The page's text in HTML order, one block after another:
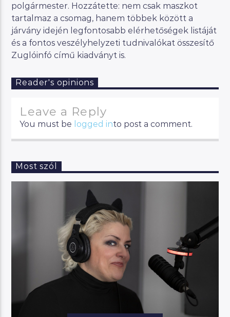
polgármester. Hozzátette: nem csak maszkot
tartalmaz a csomag, hanem többek között a
járvány idején legfontosabb elérhetőségek listáját
és a fontos veszélyhelyzeti tudnivalókat összesítő
Zuglóinfó című kiadványt is.
Reader's opinions
Leave a Reply
You must be logged into post a comment.
Most szól